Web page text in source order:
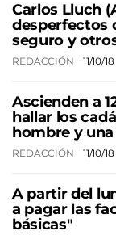
Carlos Lluch
desperfectos
seguro y
REDACCIÓN 11/10/18
Ascienden a
hallar los
hombre y
REDACCIÓN 11/10/18
A partir del
a pagar las
básicas"